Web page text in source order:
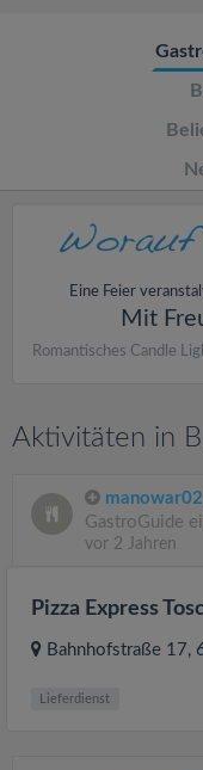
Eine Feier
Mit
Romantisches Candle
Aktivitäten in
manowar02
GastroGuide
vor 2 Jahren
Pizza Express
Bahnhofstraße 17,
Lieferdienst